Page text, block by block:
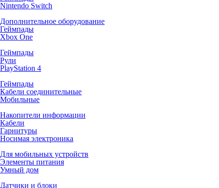
Nintendo Switch
Дополнительное оборудование
Геймпады
Xbox One
Геймпады
Рули
PlayStation 4
Геймпады
Кабели соединительные
Мобильные
Накопители информации
Кабели
Гарнитуры
Носимая электроника
Для мобильных устройств
Элементы питания
Умный дом
Датчики и блоки